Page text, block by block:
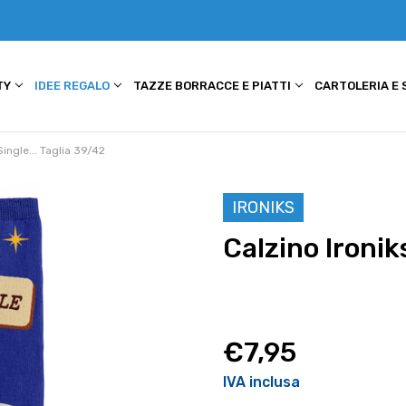
IDEE REGALO TAZZE BORRACCE E PIATTI CARTOLERIA E
Taglia 39/42
IRONIKS
Calzino
€7,95
IVA inclusa